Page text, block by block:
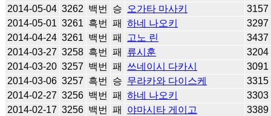
2014-05-04 3262 백번 승 오가타 마사키
3157
2014-05-01 3261 흑번 패 하네 나오키
3297
2014-04-24 3261 백번 패 고노 린
3437
2014-03-27 3258 흑번 패 류시훈
3204
2014-03-20 3257 백번 패 쓰네이시 다카시
3091
2014-03-06 3257 흑번 승 무라카와 다이스케
3315
2014-02-27 3256 백번 패 하네 나오키
3303
2014-02-17 3256 백번 패 야마시타 게이고
3389